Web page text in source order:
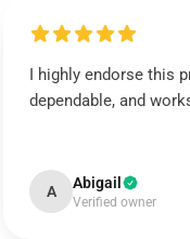
I highly endorse this
dependable, and
A Abigail
Verified owner